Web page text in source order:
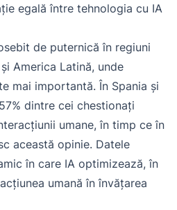
egală între tehnologia cu IA
de puternică în regiuni
America Latină, unde
mai importantă. În Spania și
dintre cei chestionați
umane, în timp ce în
această opinie. Datele
în care IA optimizează, în
umană în învățarea